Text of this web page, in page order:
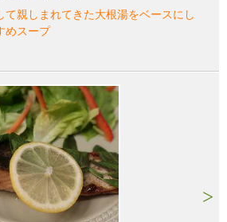
て親しまれてきた大根湯をベースにし
めスープ